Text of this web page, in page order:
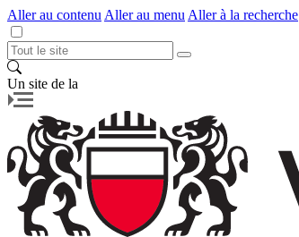
Aller au contenu Aller au menu Aller à la recherche
Un site de la